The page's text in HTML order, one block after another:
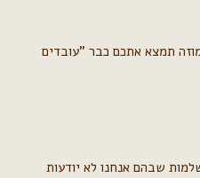
תמצא אתכם כבר "עובדים
שבהם אנחנו לא יודעות